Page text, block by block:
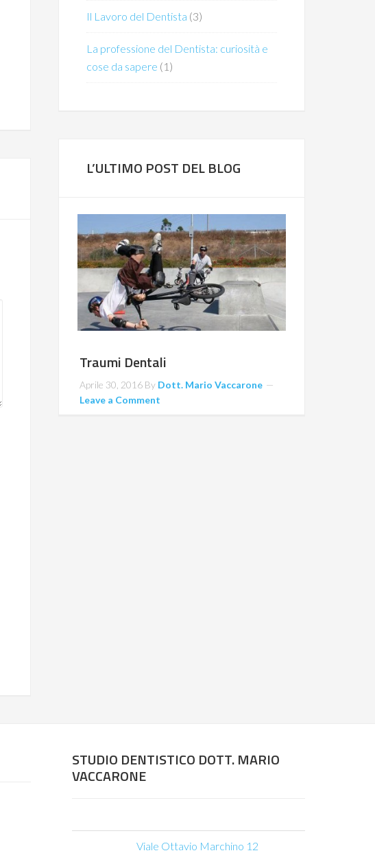
Il Lavoro del Dentista (3)
La professione del Dentista: curiosità e
cose da sapere (1)
L’ULTIMO POST DEL BLOG
Traumi Dentali
Aprile 30, 2016 By Dott. Mario Vaccarone
Leave a Comment
STUDIO DENTISTICO DOTT. MARIO
VACCARONE
Viale Ottavio Marchino 12